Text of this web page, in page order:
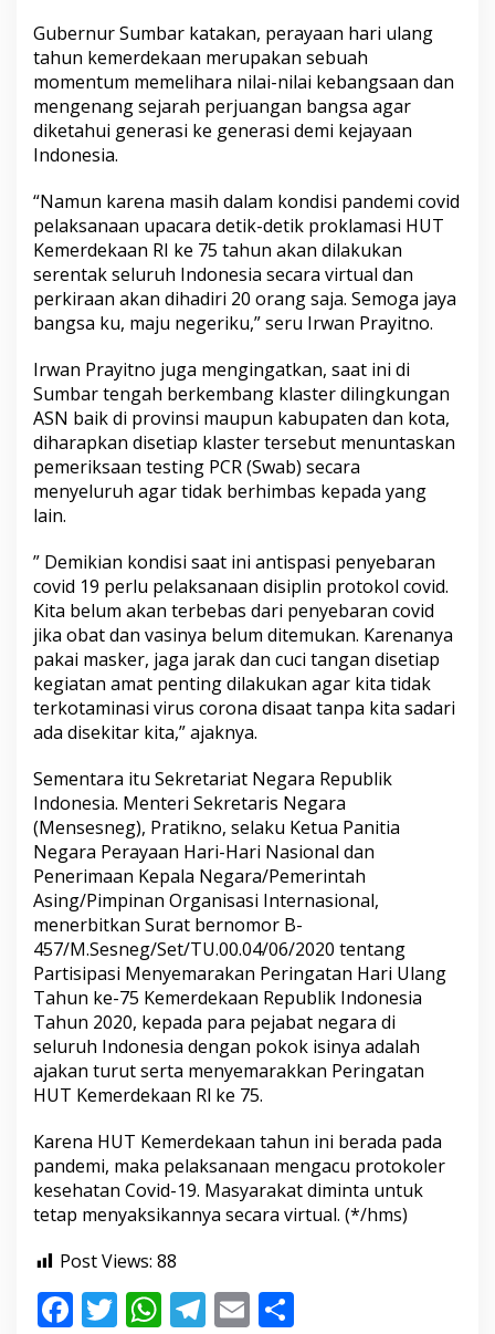
r
a
h
P
u
t
a
t
u
u
l
a
P
e
n
u
h
Gubernur Sumbar katakan, perayaan hari ulang
tahun kemerdekaan merupakan sebuah
momentum memelihara nilai-nilai kebangsaan dan
mengenang sejarah perjuangan bangsa agar
diketahui generasi ke generasi demi kejayaan
Indonesia.
“Namun karena masih dalam kondisi pandemi covid
pelaksanaan upacara detik-detik proklamasi HUT
Kemerdekaan RI ke 75 tahun akan dilakukan
serentak seluruh Indonesia secara virtual dan
perkiraan akan dihadiri 20 orang saja. Semoga jaya
bangsa ku, maju negeriku,” seru Irwan Prayitno.
Irwan Prayitno juga mengingatkan, saat ini di
Sumbar tengah berkembang klaster dilingkungan
ASN baik di provinsi maupun kabupaten dan kota,
diharapkan disetiap klaster tersebut menuntaskan
pemeriksaan testing PCR (Swab) secara
menyeluruh agar tidak berhimbas kepada yang
lain.
” Demikian kondisi saat ini antispasi penyebaran
covid 19 perlu pelaksanaan disiplin protokol covid.
Kita belum akan terbebas dari penyebaran covid
jika obat dan vasinya belum ditemukan. Karenanya
pakai masker, jaga jarak dan cuci tangan disetiap
kegiatan amat penting dilakukan agar kita tidak
terkotaminasi virus corona disaat tanpa kita sadari
ada disekitar kita,” ajaknya.
Sementara itu Sekretariat Negara Republik
Indonesia. Menteri Sekretaris Negara
(Mensesneg), Pratikno, selaku Ketua Panitia
Negara Perayaan Hari-Hari Nasional dan
Penerimaan Kepala Negara/Pemerintah
Asing/Pimpinan Organisasi Internasional,
menerbitkan Surat bernomor B-
457/M.Sesneg/Set/TU.00.04/06/2020 tentang
Partisipasi Menyemarakan Peringatan Hari Ulang
Tahun ke-75 Kemerdekaan Republik Indonesia
Tahun 2020, kepada para pejabat negara di
seluruh Indonesia dengan pokok isinya adalah
ajakan turut serta menyemarakkan Peringatan
HUT Kemerdekaan Rl ke 75.
Karena HUT Kemerdekaan tahun ini berada pada
pandemi, maka pelaksanaan mengacu protokoler
kesehatan Covid-19. Masyarakat diminta untuk
tetap menyaksikannya secara virtual. (*/hms)
Post Views: 88
F T W T E